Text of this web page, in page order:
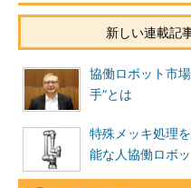
新しい連載記
協働ロボット市
手”とは
特殊メッキ処理
能な人協働ロボッ